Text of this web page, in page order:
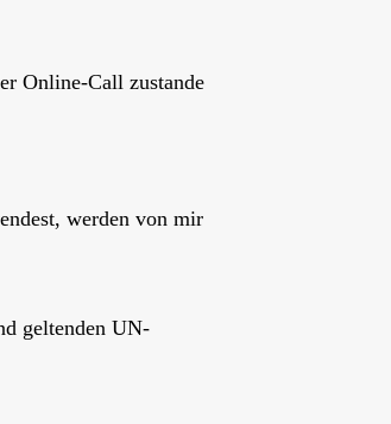
Online-Call zustande
werden von mir
geltenden UN-